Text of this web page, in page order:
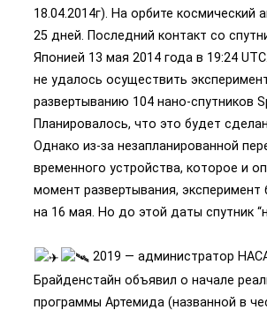
18.04.2014г). На орбите космический
25 дней. Последний контакт со
Японией 13 мая 2014 года в 19:24
не удалось осуществить
развертыванию 104 нано-спутников
Планировалось, что это будет
Однако из-за незапланированной
временного устройства, которое и
момент развертывания, эксперимент
на 16 мая. Но до этой даты спутник
2019 — администратор
Брайденстайн объявил о начале
программы Артемида (названной в